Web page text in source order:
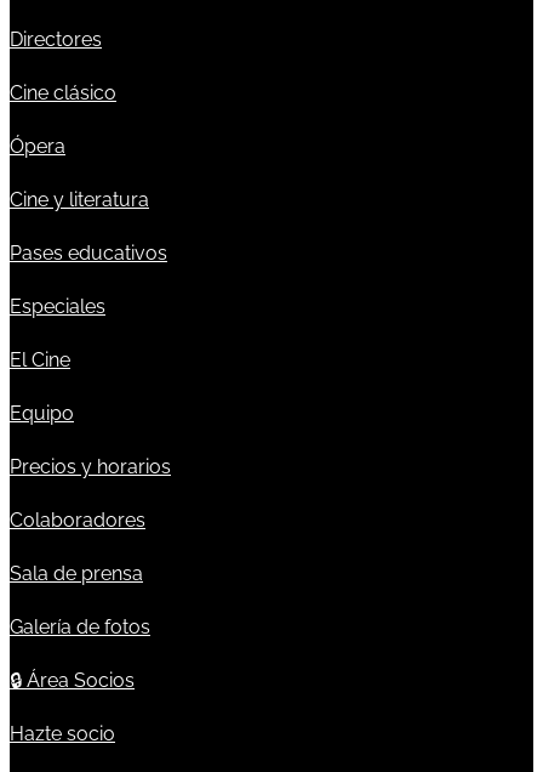
Directores
Cine clásico
Ópera
Cine y literatura
Pases educativos
Especiales
El Cine
Equipo
Precios y horarios
Colaboradores
Sala de prensa
Galería de fotos
🔒 Área Socios
Hazte socio